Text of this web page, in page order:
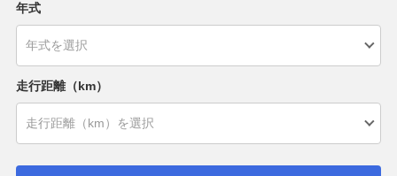
年式
走行距離（km）